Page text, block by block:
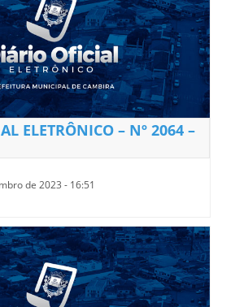
ELETRÔNICO – Nº 2064 –
de 2023 - 16:51